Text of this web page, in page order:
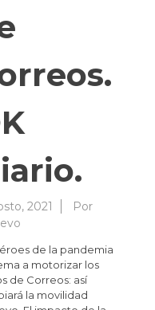
2021
Por
de la pandemia
a motorizar los
de Correos: así
la movilidad